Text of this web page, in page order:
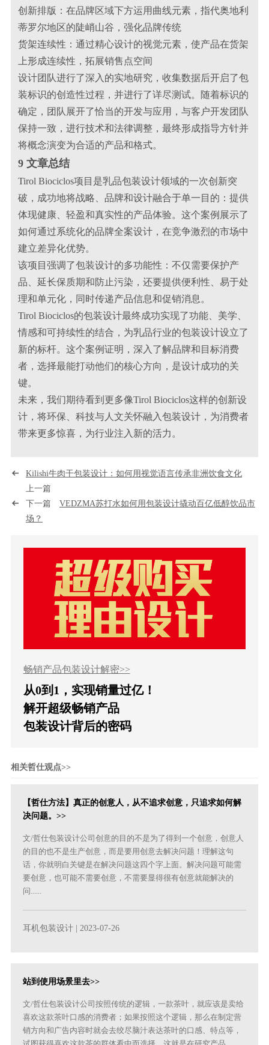
创新排版：在品牌区域下方运用曲线元素，指代奥地利
蒂罗尔地区的陡峭山谷，强化品牌传统
货架连续性：通过精心设计的视觉元素，使产品在货架
上形成连续性，拓展销售点空间
设计团队进行了深入的实地研究，收集数据后开启了包
装标识的创造性过程，并进行了详尽测试。随着标识的
确定，团队展开了恰当的开发与应用，与客户开发团队
保持一致，进行技术和法律调整，最终形成指导方针并
将概念演变为合适的产品和格式。
9 文章总结
Tirol Biociclos项目是乳品包装设计领域的一次创新突
破，成功地将战略、品牌和设计融合于单一目的：提供
体现健康、轻盈和真实性的产品体验。这个案例展示了
如何通过系统化的品牌全案设计，在竞争激烈的市场中
建立差异化优势。
该项目强调了包装设计的多功能性：不仅需要保护产
品、延长保质期和防止污染，还要提供便利性、易于处
理和单元化，同时传递产品信息和促销消息。
Tirol Biociclos的包装设计最终成功实现了功能、美学、
情感和可持续性的结合，为乳品行业的包装设计设立了
新的标杆。这个案例证明，深入了解品牌和目标消费
者，选择最能打动他们的核心方向，是设计成功的关
键。
未来，我们期待看到更多像Tirol Biociclos这样的创新设
计，将环保、科技与人文关怀融入包装设计，为消费者
带来更多惊喜，为行业注入新的活力。
Kilishi牛肉干包装设计：如何用视觉语言传承非洲饮食文化
上一篇
下一篇 VEDZMA苏打水如何用包装设计撬动百亿低醇饮品市
场？
畅销产品包装设计解密>>
从0到1，实现销量过亿！
解开超级畅销产品
包装设计背后的密码
相关哲仕观点>>
【哲仕方法】真正的创意人，从不追求创意，只追求如何解
决问题。>>
文/哲仕包装设计公司创意的目的不是为了得到一个创意，创意人
的目的也不是生产创意，而是要用创意去解决问题！理解这句
话，你就明白关键是在解决问题这四个字上面。解决问题可能需
要创意，也可能不需要创意，不需要显得很有创意就能解决的
问......
耳机包装设计 | 2023-07-26
站到使用场景里去>>
文/哲仕包装设计公司按照传统的逻辑，一款茶叶，就应该是卖给
喜欢这款茶叶口感的消费者；如果按照这个逻辑，那么在制定营
销方向和广告内容时就会去绞尽脑汁表达茶叶的口感、特点等，